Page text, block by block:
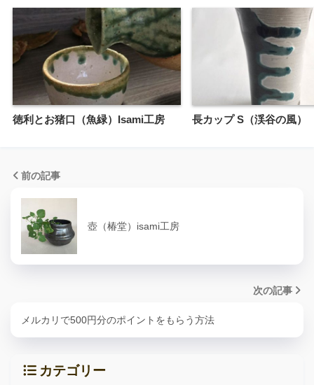
徳利とお猪口（魚緑）Isami工房 長カップ S（渓谷の風）
前の記事
壺（椿堂）isami工房
次の記事
メルカリで500円分のポイントをもらう方法
カテゴリー